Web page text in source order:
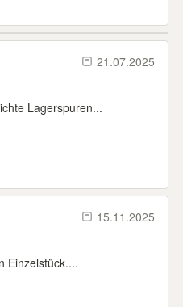
21.07.2025
Lagerspuren...
15.11.2025
Einzelstück....